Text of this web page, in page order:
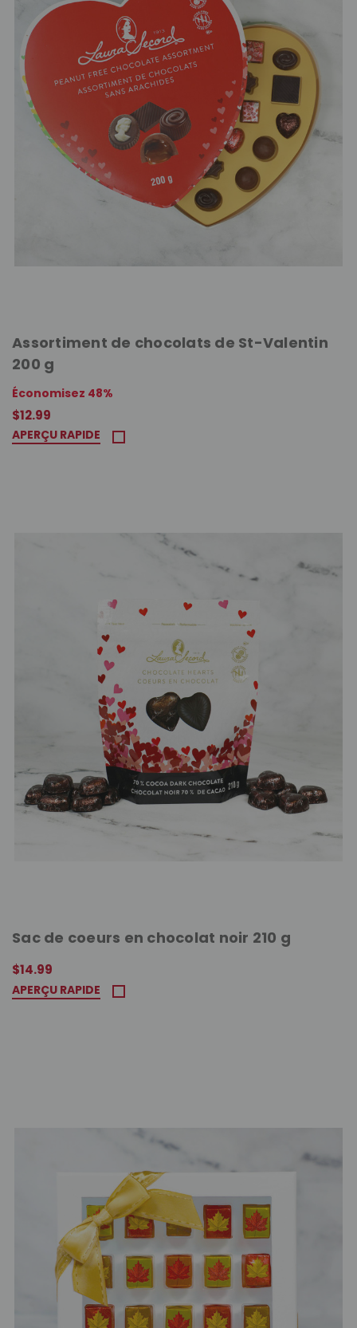
Assortiment de chocolats de St-Valentin
200 g
Économisez 48%
$12.99
APERÇU RAPIDE
Sac de coeurs en chocolat noir 210 g
$14.99
APERÇU RAPIDE